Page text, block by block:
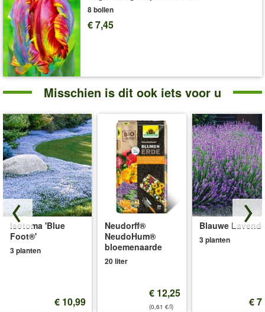
8 bollen
€ 7,45
Misschien is dit ook iets voor u
Isotoma 'Blue
Foot®'
3 planten
€ 10,99
Neudorff®
NeudoHum®
bloemenaarde
20 liter
€ 12,25
(0,61 €/l)
Blauwe
3 planten
€